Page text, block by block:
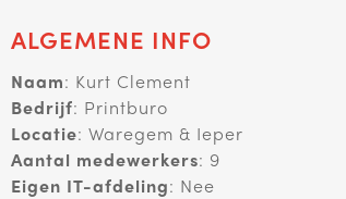
ALGEMENE INFO
Naam: Kurt Clement
Bedrijf: Printburo
Locatie: Waregem & Ieper
Aantal medewerkers: 9
Eigen IT-afdeling: Nee